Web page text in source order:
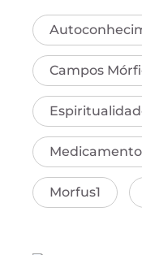
Campos
Morfus1